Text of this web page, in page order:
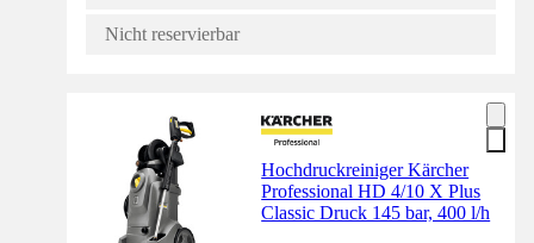
Nicht reservierbar
Hochdruckreiniger Kärcher
Professional HD 4/10 X Plus
Classic Druck 145 bar, 400 l/h